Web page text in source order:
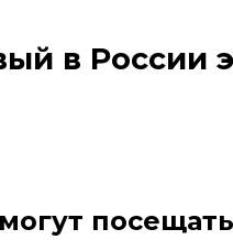
в России